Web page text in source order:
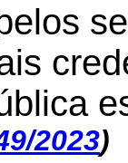
2023)